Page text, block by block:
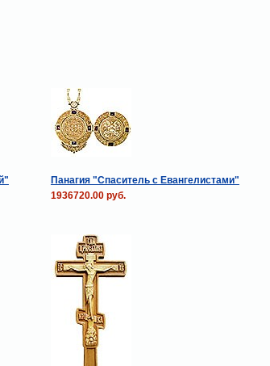
Панагия "Спаситель с Евангелистами"
1936720.00 руб.